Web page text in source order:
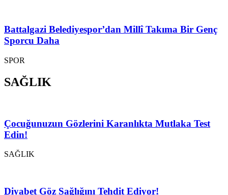
Battalgazi Belediyespor’dan Millî Takıma Bir Genç
Sporcu Daha
SPOR
SAĞLIK
Çocuğunuzun Gözlerini Karanlıkta Mutlaka Test
Edin!
SAĞLIK
Diyabet Göz Sağlığını Tehdit Ediyor!